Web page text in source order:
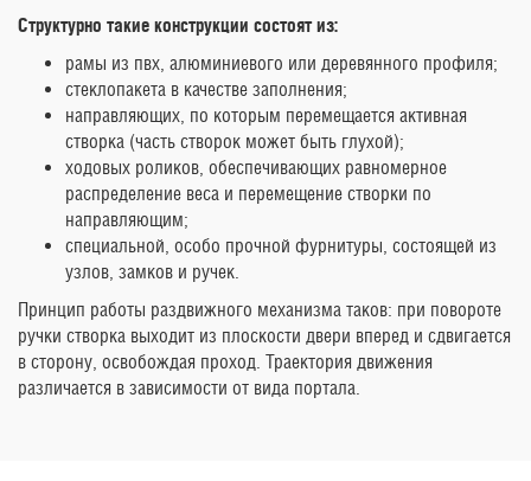
Структурно такие конструкции состоят из:
рамы из пвх, алюминиевого или деревянного профиля;
стеклопакета в качестве заполнения;
направляющих, по которым перемещается активная
створка (часть створок может быть глухой);
ходовых роликов, обеспечивающих равномерное
распределение веса и перемещение створки по
направляющим;
специальной, особо прочной фурнитуры, состоящей из
узлов, замков и ручек.
Принцип работы раздвижного механизма таков: при повороте
ручки створка выходит из плоскости двери вперед и сдвигается
в сторону, освобождая проход. Траектория движения
различается в зависимости от вида портала.